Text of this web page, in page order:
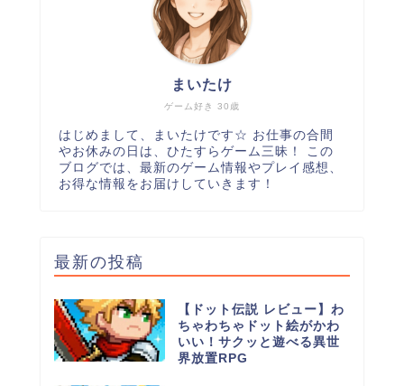
ゲーム好き 30歳
まいたけ
はじめまして、まいたけです☆ お仕事の合間
やお休みの日は、ひたすらゲーム三昧！ この
ブログでは、最新のゲーム情報やプレイ感想、
お得な情報をお届けしていきます！
最新の投稿
【ドット伝説 レビュー】わ
ちゃわちゃドット絵がかわ
いい！サクッと遊べる異世
界放置RPG